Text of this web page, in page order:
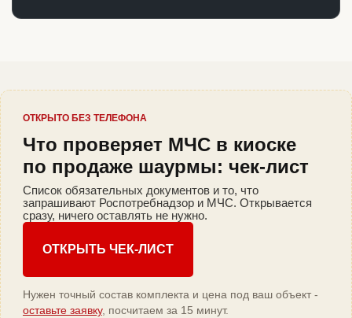
ОТКРЫТО БЕЗ ТЕЛЕФОНА
Что проверяет МЧС в киоске
по продаже шаурмы: чек-лист
Список обязательных документов и то, что
запрашивают Роспотребнадзор и МЧС. Открывается
сразу, ничего оставлять не нужно.
ОТКРЫТЬ ЧЕК-ЛИСТ
Нужен точный состав комплекта и цена под ваш объект -
оставьте заявку, посчитаем за 15 минут.